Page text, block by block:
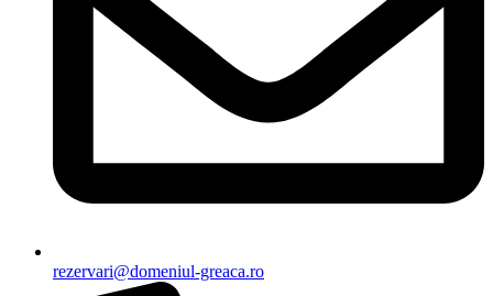
rezervari@domeniul-greaca.ro